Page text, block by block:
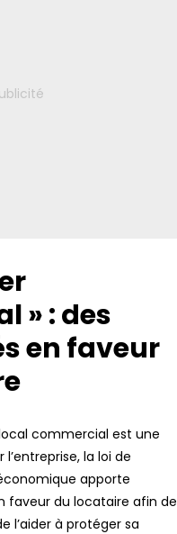
» : des
en faveur
commercial est une
la loi de
apporte
faveur du locataire afin de
l’aider à protéger sa